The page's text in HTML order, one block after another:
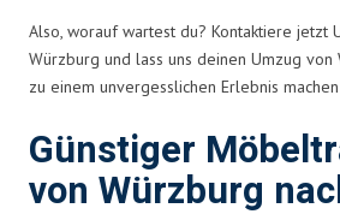
Also, worauf wartest du? Kontaktiere jetzt
Würzburg und lass uns deinen Umzug von
zu einem unvergesslichen Erlebnis
Günstiger
von Würzburg